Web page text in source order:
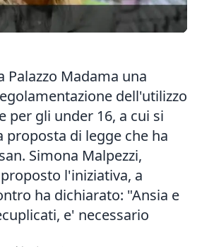
Palazzo Madama una
dell'utilizzo
per gli under 16, a cui si
proposta di legge che ha
Simona Malpezzi,
l'iniziativa, a
ha dichiarato: "Ansia e
e' necessario